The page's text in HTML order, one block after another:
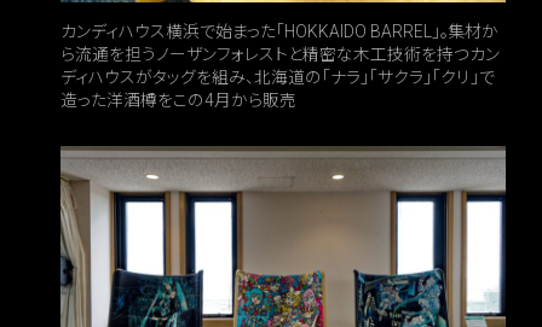
カンディハウス横浜で始まった「HOKKAIDO BARREL」。集材か
ら流通を担うノーザンフォレストと精密な木工技術を持つカン
ディハウスがタッグを組み、北海道の「ナラ」「サクラ」「クリ」で
造った洋酒樽をこの4月から販売